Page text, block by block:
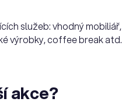
služeb: vhodný mobiliář,
výrobky, coffee break atd.
akce?